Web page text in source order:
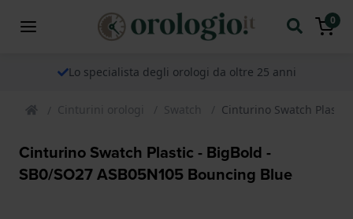
0
Lo specialista degli orologi da oltre 25 anni
Cinturini orologi Swatch Cinturino Swatch Plastic
Cinturino Swatch Plastic - BigBold -
SB0/SO27 ASB05N105 Bouncing Blue